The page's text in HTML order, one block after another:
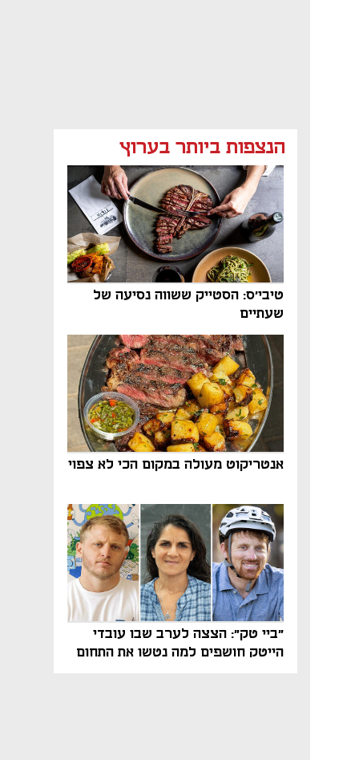
הנצפות ביותר בערוץ
טיבי'ס: הסטייק ששווה נסיעה של
שעתיים
אנטריקוט מעולה במקום הכי לא צפוי
"ביי טק": הצצה לערב שבו עובדי
הייטק חושפים למה נטשו את התחום